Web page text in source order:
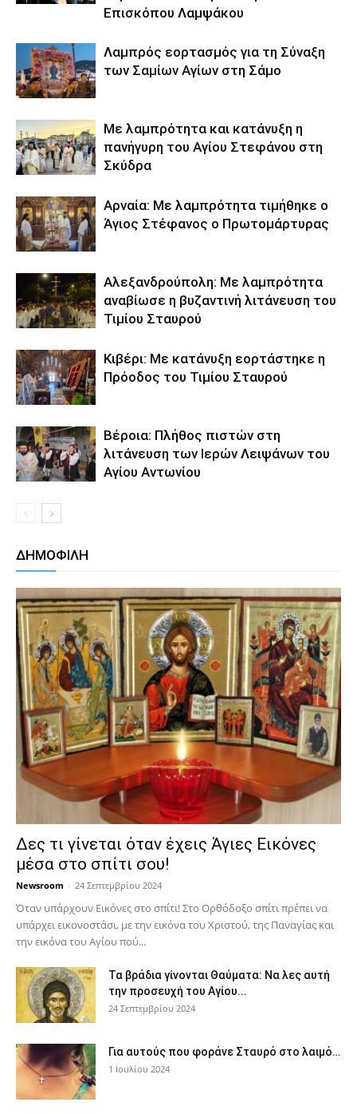
Επισκόπου Λαμψάκου
Λαμπρός εορτασμός για τη Σύναξη
των Σαμίων Αγίων στη Σάμο
Με λαμπρότητα και κατάνυξη η
πανήγυρη του Αγίου Στεφάνου στη
Σκύδρα
Αρναία: Με λαμπρότητα τιμήθηκε ο
Άγιος Στέφανος ο Πρωτομάρτυρας
Αλεξανδρούπολη: Με λαμπρότητα
αναβίωσε η βυζαντινή λιτάνευση του
Τιμίου Σταυρού
Κιβέρι: Με κατάνυξη εορτάστηκε η
Πρόοδος του Τιμίου Σταυρού
Βέροια: Πλήθος πιστών στη
λιτάνευση των Ιερών Λειψάνων του
Αγίου Αντωνίου
ΔΗΜΟΦΙΛΗ
Δες τι γίνεται όταν έχεις Άγιες Εικόνες
μέσα στο σπίτι σου!
Newsroom - 24 Σεπτεμβρίου 2024
Όταν υπάρχουν Εικόνες στο σπίτι! Στο Ορθόδοξο σπίτι πρέπει να
υπάρχει εικονοστάσι, με την εικόνα του Χριστού, της Παν­αγίας και
την εικόνα του Αγίου πού...
Τα βράδια γίνονται Θαύματα: Να λες αυτή
την προσευχή του Αγίου...
24 Σεπτεμβρίου 2024
Για αυτούς που φοράνε Σταυρό στο λαιμό…
1 Ιουλίου 2024